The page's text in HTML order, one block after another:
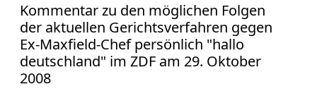
Kommentar zu den möglichen Folgen
der aktuellen Gerichtsverfahren gegen
Ex-Maxfield-Chef persönlich "hallo
deutschland" im ZDF am 29. Oktober
2008